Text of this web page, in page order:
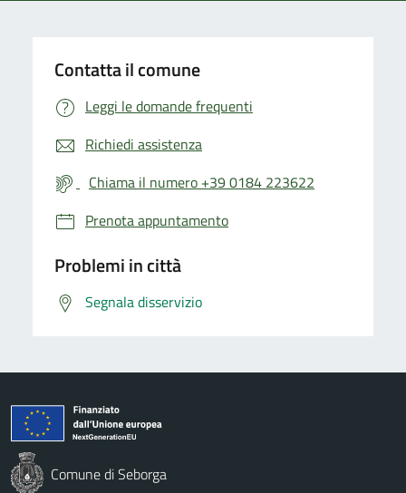
Contatta il comune
Leggi le domande frequenti
Richiedi assistenza
Chiama il numero +39 0184 223622
Prenota appuntamento
Problemi in città
Segnala disservizio
Comune di Seborga